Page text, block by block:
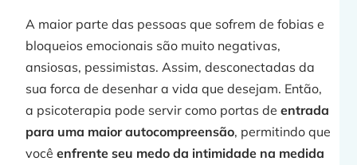
A maior parte das pessoas que sofrem de fobias e
bloqueios emocionais são muito negativas,
ansiosas, pessimistas. Assim, desconectadas da
sua forca de desenhar a vida que desejam. Então,
a psicoterapia pode servir como portas deentrada
para uma maior autocompreensão, permitindo que
você enfrente seu medo da intimidade na medida